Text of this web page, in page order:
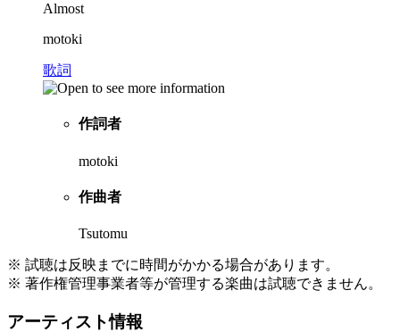
Almost
motoki
歌詞
作詞者
motoki
作曲者
Tsutomu
※ 試聴は反映までに時間がかかる場合があります。
※ 著作権管理事業者等が管理する楽曲は試聴できません。
アーティスト情報